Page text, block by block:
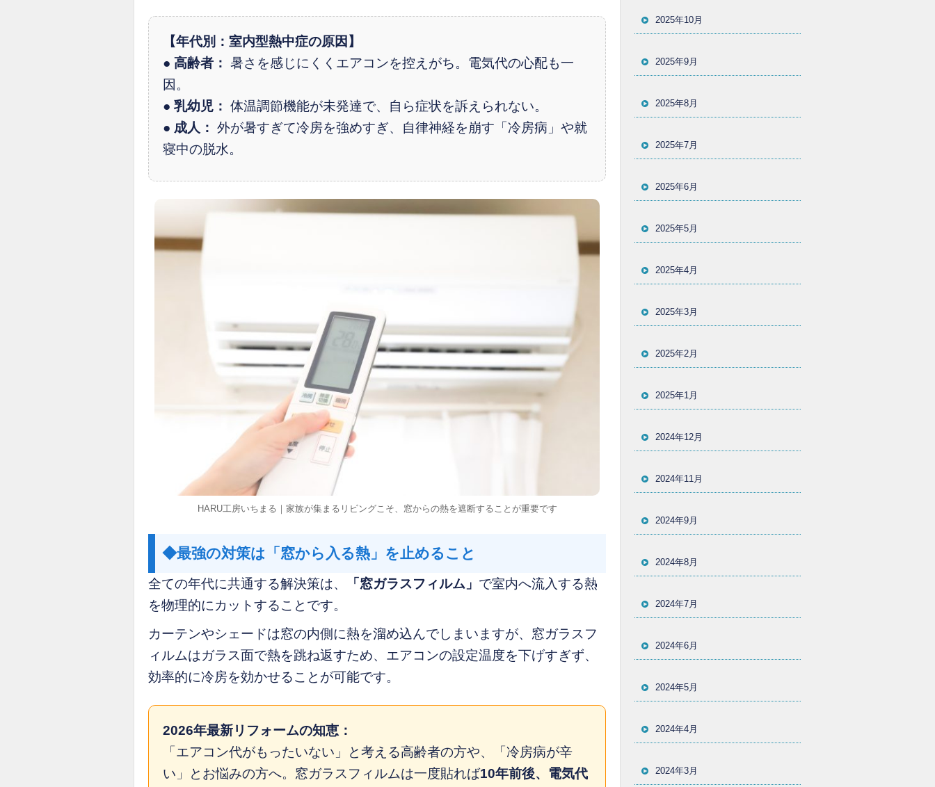
【年代別：室内型熱中症の原因】
● 高齢者： 暑さを感じにくくエアコンを控えがち。電気代の心配も一
因。
● 乳幼児： 体温調節機能が未発達で、自ら症状を訴えられない。
● 成人： 外が暑すぎて冷房を強めすぎ、自律神経を崩す「冷房病」や就
寝中の脱水。
HARU工房いちまる｜家族が集まるリビングこそ、窓からの熱を遮断することが重要です
◆最強の対策は「窓から入る熱」を止めること
全ての年代に共通する解決策は、 「窓ガラスフィルム」 で室内へ流入する熱
を物理的にカットすることです。
カーテンやシェードは窓の内側に熱を溜め込んでしまいますが、窓ガラスフ
ィルムはガラス面で熱を跳ね返すため、エアコンの設定温度を下げすぎず、
効率的に冷房を効かせることが可能です。
2026年最新リフォームの知恵：
「エアコン代がもったいない」と考える高齢者の方や、「冷房病が辛
い」とお悩みの方へ。窓ガラスフィルムは一度貼れば10年前後、電気代
2025年10月
2025年9月
2025年8月
2025年7月
2025年6月
2025年5月
2025年4月
2025年3月
2025年2月
2025年1月
2024年12月
2024年11月
2024年9月
2024年8月
2024年7月
2024年6月
2024年5月
2024年4月
2024年3月